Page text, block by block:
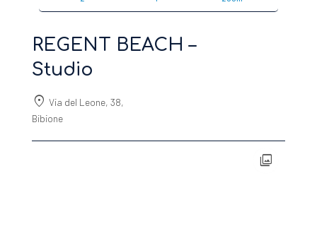
REGENT BEACH –
Studio
location_on Via del Leone, 38,
Bibione
photo_library